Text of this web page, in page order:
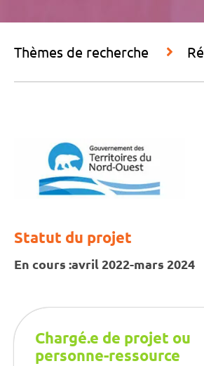
Thèmes de recherche
Statut du projet
En cours :avril 2022-mars 2024
Chargé.e de projet ou
personne-ressource